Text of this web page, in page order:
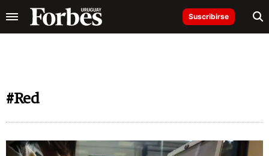
Suscribirse
#Red